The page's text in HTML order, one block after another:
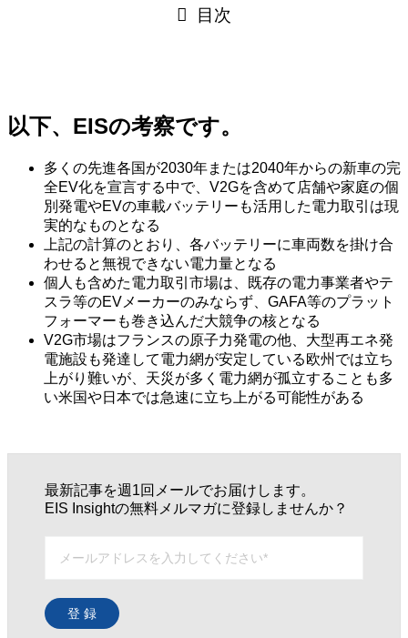
目次
以下、EISの考察です。
多くの先進各国が2030年または2040年からの新車の完
全EV化を宣言する中で、V2Gを含めて店舗や家庭の個
別発電やEVの車載バッテリーも活用した電力取引は現
実的なものとなる
上記の計算のとおり、各バッテリーに車両数を掛け合
わせると無視できない電力量となる
個人も含めた電力取引市場は、既存の電力事業者やテ
スラ等のEVメーカーのみならず、GAFA等のプラット
フォーマーも巻き込んだ大競争の核となる
V2G市場はフランスの原子力発電の他、大型再エネ発
電施設も発達して電力網が安定している欧州では立ち
上がり難いが、天災が多く電力網が孤立することも多
い米国や日本では急速に立ち上がる可能性がある
最新記事を週1回メールでお届けします。
EIS Insightの無料メルマガに登録しませんか？
登 録